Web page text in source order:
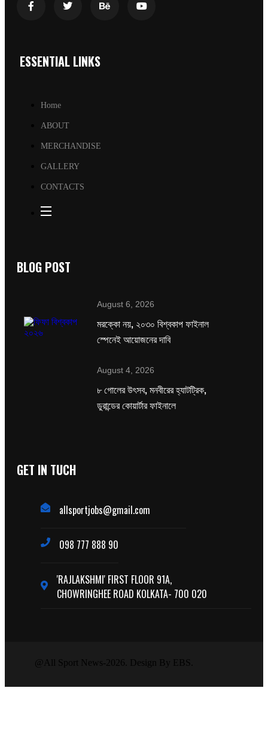
ESSENTIAL LINKS
Home
ABOUT
MERCHANDISE
GALLERY
CONTACTS
BLOG POST
August 6, 2026
মরক্কো নয়, ২০৩০ বিশ্বকাপ ফাইনাল
স্পেনেই আয়োজনের দাবি
August 4, 2026
৮ গোলের উৎসব, মনবীরের হ্যাটট্রিক,
ডুরান্ডের কোয়ার্টার ফাইনালে
GET IN TUCH
allsportjobs@gmail.com
098 777 888 90
'RAJLAKSHMI' FIRST FLOOR 91A,
CHOWRINGHEE ROAD KOLKATA- 700 020
@All Sport News-2026. Design By EBS.